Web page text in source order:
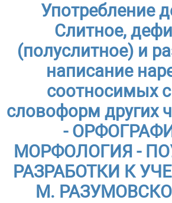
Употребление
Слитное,
(полуслитное) и
написание
соотносимых
словоформ других
-
МОРФОЛОГИЯ -
РАЗРАБОТКИ К
М.